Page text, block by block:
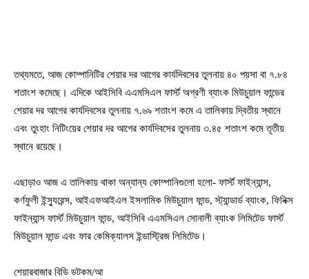
তথ্যমতে, আজ কোম্পানিটির শেয়ার দর আগের কার্যদিবসের তুলনায় ৪০ পয়সা বা ৭.৮৪
শতাংশ কমেছে। এদিকে আইসিবি এএমসিএল ফার্স্ট অগ্রণী ব্যাংক মিউচুয়াল ফান্ডের
শেয়ার দর আগের কার্যদিবসের তুলনায় ৭.৬৯ শতাংশ কমে এ তালিকায় দ্বিতীয় স্থানে
এবং তুংহাং নিটিংয়ের শেয়ার দর আগের কার্যদিবসের তুলনায় ৩.৪৫ শতাংশ কমে তৃতীয়
স্থানে রয়েছে।
এছাড়াও আজ এ তালিকায় থাকা অন্যান্য কোম্পানিগুলো হলো- ফার্স্ট ফাইন্যান্স,
কর্ণফুলী ইন্স্যুরেন্স, আইএফআইএল ইসলামিক মিউচুয়াল ফান্ড, স্ট্যান্ডার্ড ব্যাংক, ফিনিক্স
ফাইন্যান্স ফার্স্ট মিউচুয়াল ফান্ড, আইসিবি এএমসিএল সোনালী ব্যাংক লিমিটেড ফার্স্ট
মিউচুয়াল ফান্ড এবং ফার কেমিক্যালস ইন্ডাস্ট্রিজ লিমিটেড।
শেয়ারবাজার বিডি ডটকম/আ